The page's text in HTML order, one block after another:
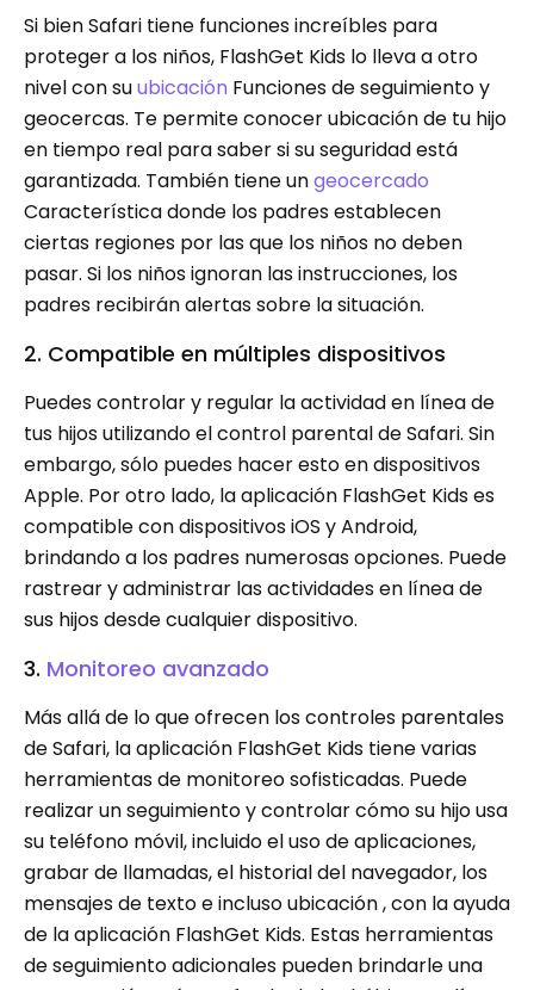
Si bien Safari tiene funciones increíbles para
proteger a los niños, FlashGet Kids lo lleva a otro
nivel con suubicación Funciones de seguimiento y
geocercas. Te permite conocer ubicación de tu hijo
en tiempo real para saber si su seguridad está
garantizada. También tiene ungeocercado
Característica donde los padres establecen
ciertas regiones por las que los niños no deben
pasar. Si los niños ignoran las instrucciones, los
padres recibirán alertas sobre la situación.
2. Compatible en múltiples dispositivos
Puedes controlar y regular la actividad en línea de
tus hijos utilizando el control parental de Safari. Sin
embargo, sólo puedes hacer esto en dispositivos
Apple. Por otro lado, la aplicación FlashGet Kids es
compatible con dispositivos iOS y Android,
brindando a los padres numerosas opciones. Puede
rastrear y administrar las actividades en línea de
sus hijos desde cualquier dispositivo.
3. Monitoreo avanzado
Más allá de lo que ofrecen los controles parentales
de Safari, la aplicación FlashGet Kids tiene varias
herramientas de monitoreo sofisticadas. Puede
realizar un seguimiento y controlar cómo su hijo usa
su teléfono móvil, incluido el uso de aplicaciones,
grabar de llamadas, el historial del navegador, los
mensajes de texto e incluso ubicación , con la ayuda
de la aplicación FlashGet Kids. Estas herramientas
de seguimiento adicionales pueden brindarle una